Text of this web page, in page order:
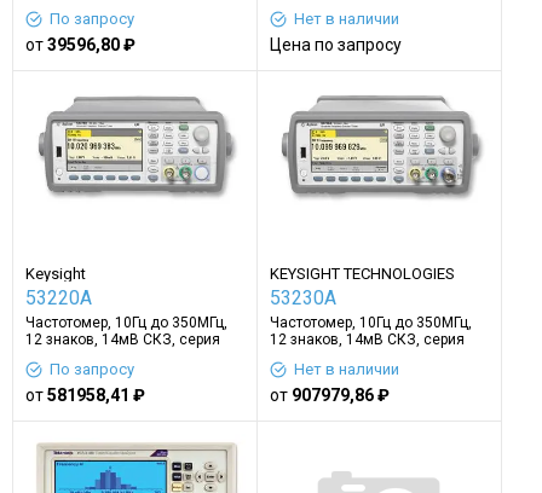
По запросу
от39596,80 ₽
Нет в наличии
Цена по запросу
Keysight
53220A
Частотомер, 10Гц до 350МГц,
12 знаков, 14мВ СКЗ, серия
По запросу
от581958,41 ₽
KEYSIGHT TECHNOLOGIES
53230A
Частотомер, 10Гц до 350МГц,
12 знаков, 14мВ СКЗ, серия
Нет в наличии
от907979,86 ₽